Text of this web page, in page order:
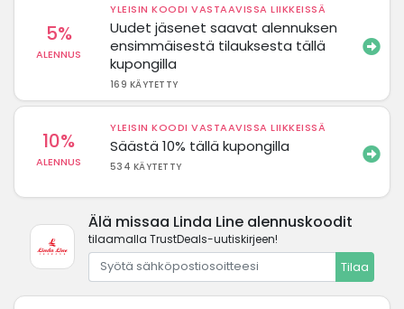
5%
ALENNUS
YLEISIN KOODI VASTAAVISSA LIIKKEISSÄ
Uudet jäsenet saavat alennuksen
ensimmäisestä tilauksesta tällä
kupongilla
169 KÄYTETTY
10%
ALENNUS
YLEISIN KOODI VASTAAVISSA LIIKKEISSÄ
Säästä 10% tällä kupongilla
534 KÄYTETTY
Älä missaa Linda Line alennuskoodit
tilaamalla TrustDeals-uutiskirjeen!
Tilaa